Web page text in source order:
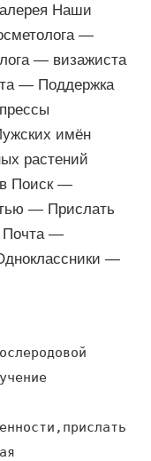
Наши
—
— визажиста
— Поддержка
имён
растений
Поиск —
— Прислать
Почта —
—